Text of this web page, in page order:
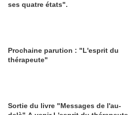
ses quatre états".
Prochaine parution : "L'esprit du
thérapeute"
Sortie du livre "Messages de l'au-